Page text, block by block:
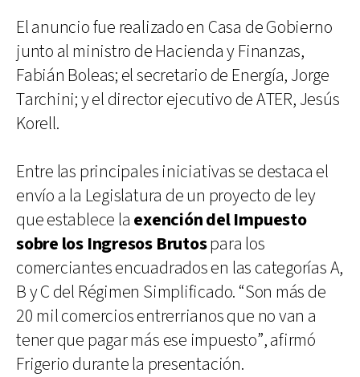
El anuncio fue realizado en Casa de Gobierno
junto al ministro de Hacienda y Finanzas,
Fabián Boleas; el secretario de Energía, Jorge
Tarchini; y el director ejecutivo de ATER, Jesús
Korell.
Entre las principales iniciativas se destaca el
envío a la Legislatura de un proyecto de ley
que establece la exención del Impuesto
sobre los Ingresos Brutospara los
comerciantes encuadrados en las categorías A,
B y C del Régimen Simplificado. “Son más de
20 mil comercios entrerrianos que no van a
tener que pagar más ese impuesto”, afirmó
Frigerio durante la presentación.